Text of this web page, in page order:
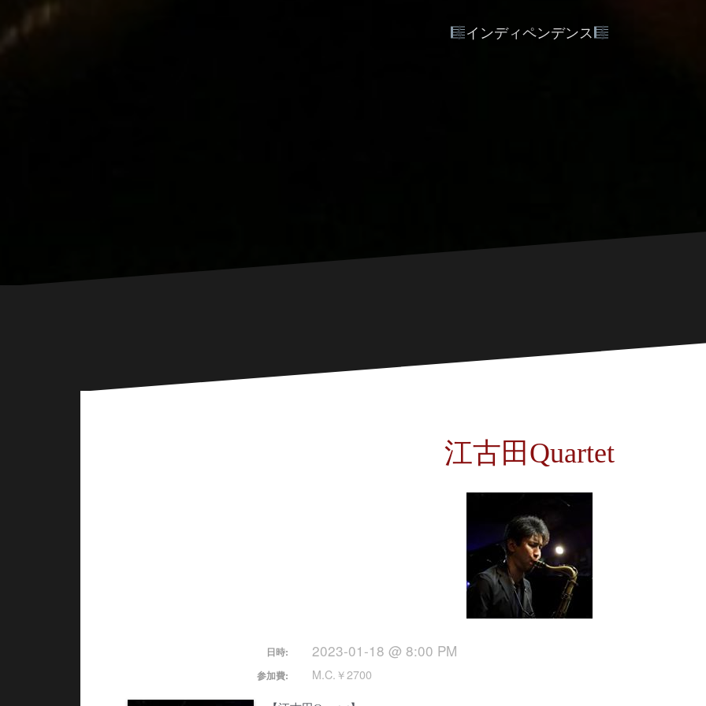
インディペンデンス
江古田Quartet
日時: 2023-01-18 @ 8:00 PM
参加費: M.C.￥2700